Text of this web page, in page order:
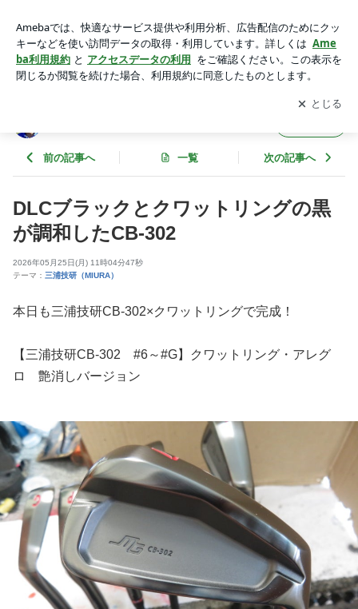
タムクラブ製作提案！
アプリをダウンロードして ブログの更新通知
を受け取りまし
ょう。
開く
前の記事へ 一覧 次の記事へ
DLCブラックとクワットリングの黒
が調和したCB-302
2026年05月25日(月) 11時04分47秒
テーマ： 三浦技研（MIURA）
本日も三浦技研CB-302×クワットリングで完成！
【三浦技研CB-302 #6～#G】クワットリング・アレグ
ロ 艶消しバージョン